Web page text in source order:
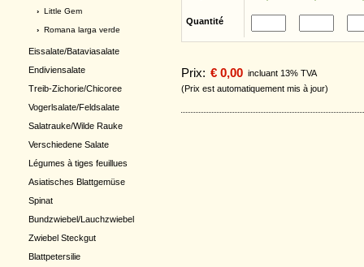
› Little Gem
› Romana larga verde
Eissalate/Bataviasalate
Endiviensalate
Treib-Zichorie/Chicoree
Vogerlsalate/Feldsalate
Salatrauke/Wilde Rauke
Verschiedene Salate
Légumes à tiges feuillues
Asiatisches Blattgemüse
Spinat
Bundzwiebel/Lauchzwiebel
Zwiebel Steckgut
Blattpetersilie
Quantité
Prix: € 0,00 incluant 13% TVA
(Prix est automatiquement mis à jour)